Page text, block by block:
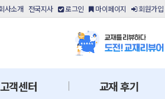
사소개 전국지사 로그인 마이페이지 회원가입
고객센터 교재 후기